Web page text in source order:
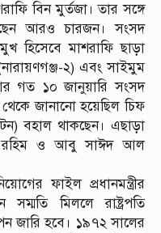
বিন মুর্তজা। তার সঙ্গে
আরও চারজন। সংসদ
হিসেবে মাশরাফি ছাড়া
২) এবং সাইমুম
গত ১০ জানুয়ারি সংসদ
জানানো হয়েছিল চিফ
বহাল থাকছেন। এছাড়া
রহিম ও আবু সাঈদ আল
ফাইল প্রধানমন্ত্রীর
মিললে রাষ্ট্রপতি
জারি হবে। ১৯৭২ সালের